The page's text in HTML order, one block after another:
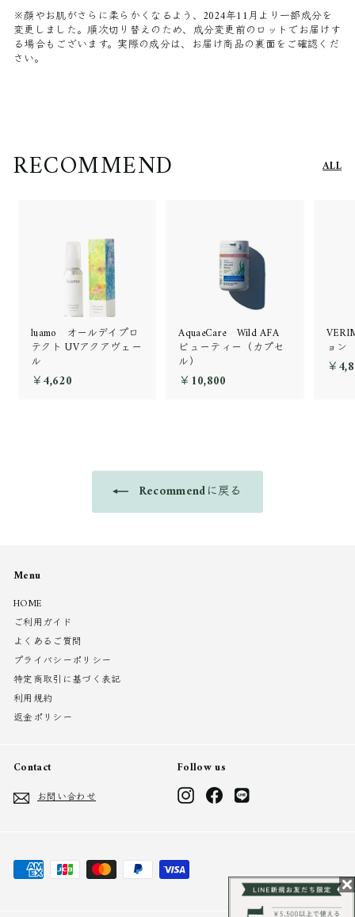
※顔やお肌がさらに柔らかくなるよう、2024年11月より一部成分を
変更しました。順次切り替えのため、成分変更前のロットでお届けす
る場合もございます。実際の成分は、お届け商品の裏面をご確認くだ
さい。
RECOMMEND ALL
luamo オールデイプロ
テクト UVアクアヴェー
ル
￥4,620
AquaeCare Wild AFA
ビューティー（カプセ
ル）
￥10,800
0
ョン
￥
Recommendに戻る
Menu
HOME
ご利用ガイド
よくあるご質問
プライバシーポリシー
特定商取引に基づく表記
利用規約
返金ポリシー
Contact
お問い合わせ
Follow us
Instagram Facebook